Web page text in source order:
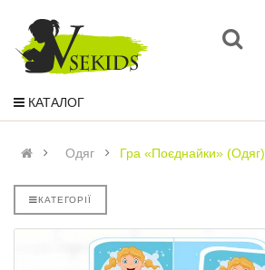
КАТАЛОГ
Одяг Гра «Поєднайки» (Одяг)
КАТЕГОРІЇ